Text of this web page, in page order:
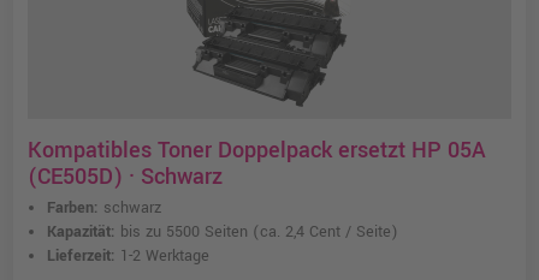
Kompatibles Toner Doppelpack ersetzt HP 05A
(CE505D) · Schwarz
Farben: schwarz
Kapazität: bis zu 5500 Seiten (ca. 2,4 Cent / Seite)
Lieferzeit: 1-2 Werktage